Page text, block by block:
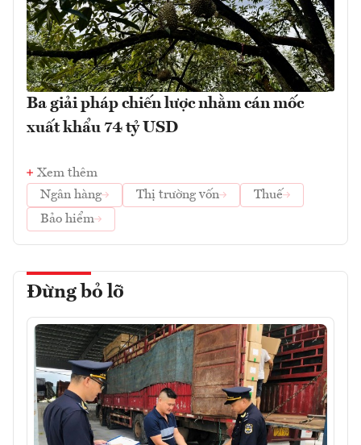
Ba giải pháp chiến lược nhằm cán mốc
xuất khẩu 74 tỷ USD
Xem thêm
Ngân hàng
Thị trường vốn
Thuế
Bảo hiểm
Đừng bỏ lỡ